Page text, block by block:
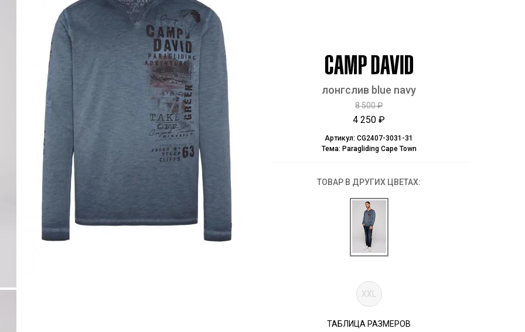
лонгслив blue navy
8 500 ₽
4 250 ₽
Артикул: CG2407-3031-31
Тема: Paragliding Cape Town
ТОВАР В ДРУГИХ ЦВЕТАХ:
XXL
ТАБЛИЦА РАЗМЕРОВ